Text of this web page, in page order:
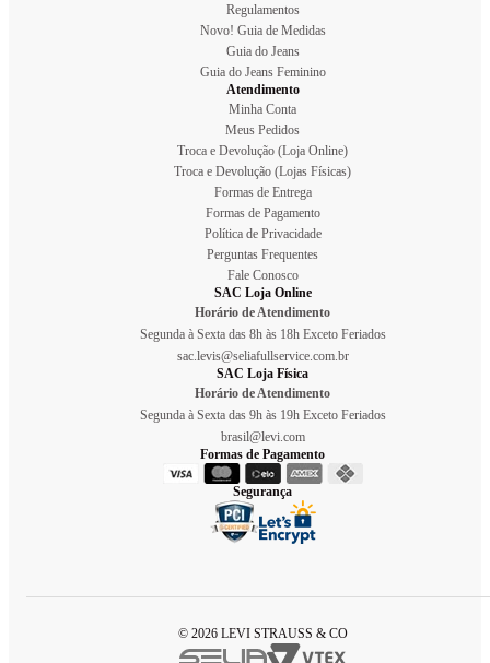
Regulamentos
Novo! Guia de Medidas
Guia do Jeans
Guia do Jeans Feminino
Atendimento
Minha Conta
Meus Pedidos
Troca e Devolução (Loja Online)
Troca e Devolução (Lojas Físicas)
Formas de Entrega
Formas de Pagamento
Política de Privacidade
Perguntas Frequentes
Fale Conosco
SAC Loja Online
Horário de Atendimento
Segunda à Sexta das 8h às 18h Exceto Feriados
sac.levis@seliafullservice.com.br
SAC Loja Física
Horário de Atendimento
Segunda à Sexta das 9h às 19h Exceto Feriados
brasil@levi.com
Formas de Pagamento
Segurança
© 2026 LEVI STRAUSS & CO